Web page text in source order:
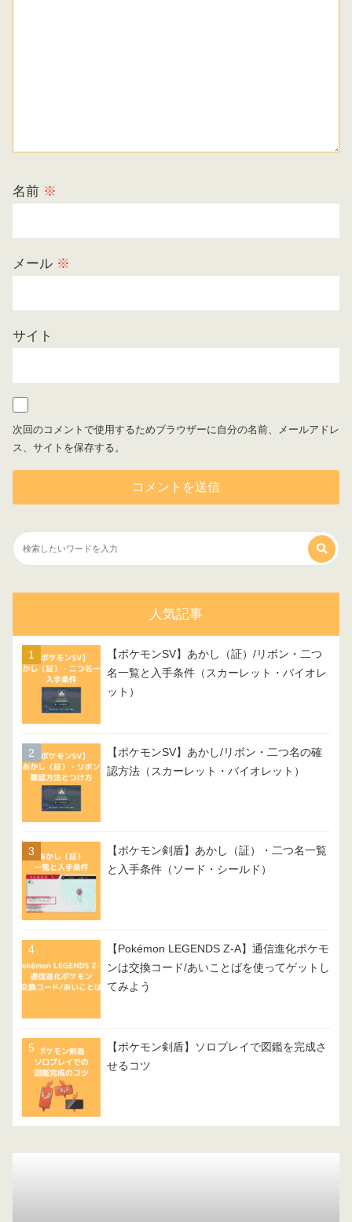
名前 ※
メール ※
サイト
次回のコメントで使用するためブラウザーに自分の名前、メールアドレ
ス、サイトを保存する。
人気記事
【ポケモンSV】あかし（証）/リボン・二つ
名一覧と入手条件（スカーレット・バイオレ
ット）
【ポケモンSV】あかし/リボン・二つ名の確
認方法（スカーレット・バイオレット）
【ポケモン剣盾】あかし（証）・二つ名一覧
と入手条件（ソード・シールド）
【Pokémon LEGENDS Z-A】通信進化ポケモ
ンは交換コード/あいことばを使ってゲットし
てみよう
【ポケモン剣盾】ソロプレイで図鑑を完成さ
せるコツ